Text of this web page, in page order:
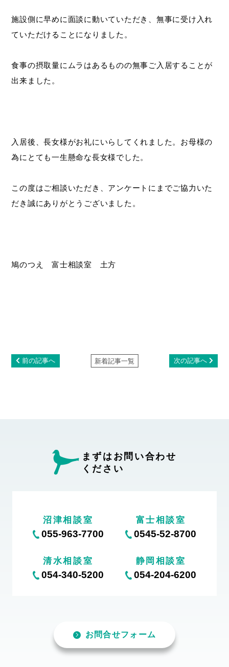
施設側に早めに面談に動いていただき、無事に受け入れ
ていただけることになりました。
食事の摂取量にムラはあるものの無事ご入居することが
出来ました。
入居後、長女様がお礼にいらしてくれました。お母様の
為にとても一生懸命な長女様でした。
この度はご相談いただき、アンケートにまでご協力いた
だき誠にありがとうございました。
鳩のつえ 富士相談室 土方
前の記事へ 次の記事へ
新着記事一覧
まずはお問い合わせ
ください
沼津相談室
055-963-7700
富士相談室
0545-52-8700
清水相談室
054-340-5200
静岡相談室
054-204-6200
お問合せフォーム